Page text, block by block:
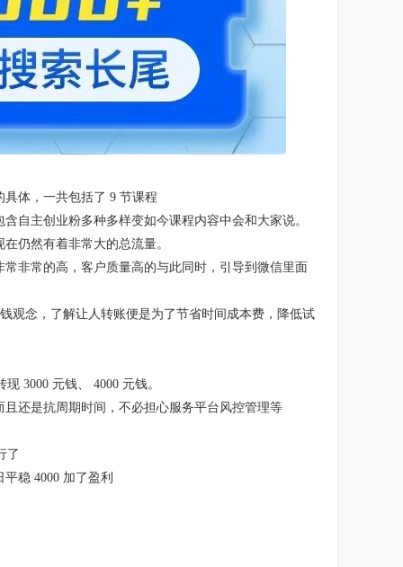
体，一共包括了 9 节课程
自主创业粉多种多样变如今课程内容中会和大家说。
仍然有着非常大的总流量。
非常的高，客户质量高的与此同时，引导到微信里面
观念，了解让人转账便是为了节省时间成本费，降低试
3000 元钱、 4000 元钱。
还是抗周期时间，不必担心服务平台风控管理等
了
稳 4000 加了盈利